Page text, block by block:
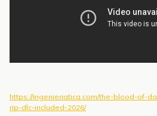
https://ingenieriatica.com/the-blood-of-
rip-dlc-included-2026/